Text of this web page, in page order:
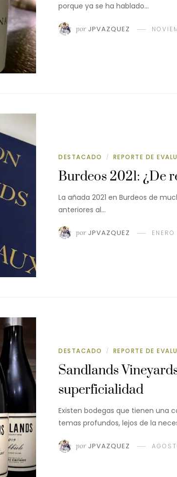
porque ya se ha hablado…
por JPVAZQUEZ
DESTACADO / REPORTE DE
Burdeos 2021: ¿De
La añada 2021 en Burdeos de
anteriores al…
por JPVAZQUEZ
DESTACADO / REPORTE DE
Sandlands
superficialidad
Existen bodegas que tienen una
temas profundos, lejos de la
por JPVAZQUEZ